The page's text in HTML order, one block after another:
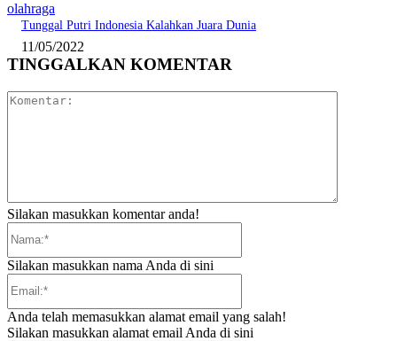
olahraga
Tunggal Putri Indonesia Kalahkan Juara Dunia
11/05/2022
TINGGALKAN KOMENTAR
Silakan masukkan komentar anda!
Silakan masukkan nama Anda di sini
Anda telah memasukkan alamat email yang salah!
Silakan masukkan alamat email Anda di sini